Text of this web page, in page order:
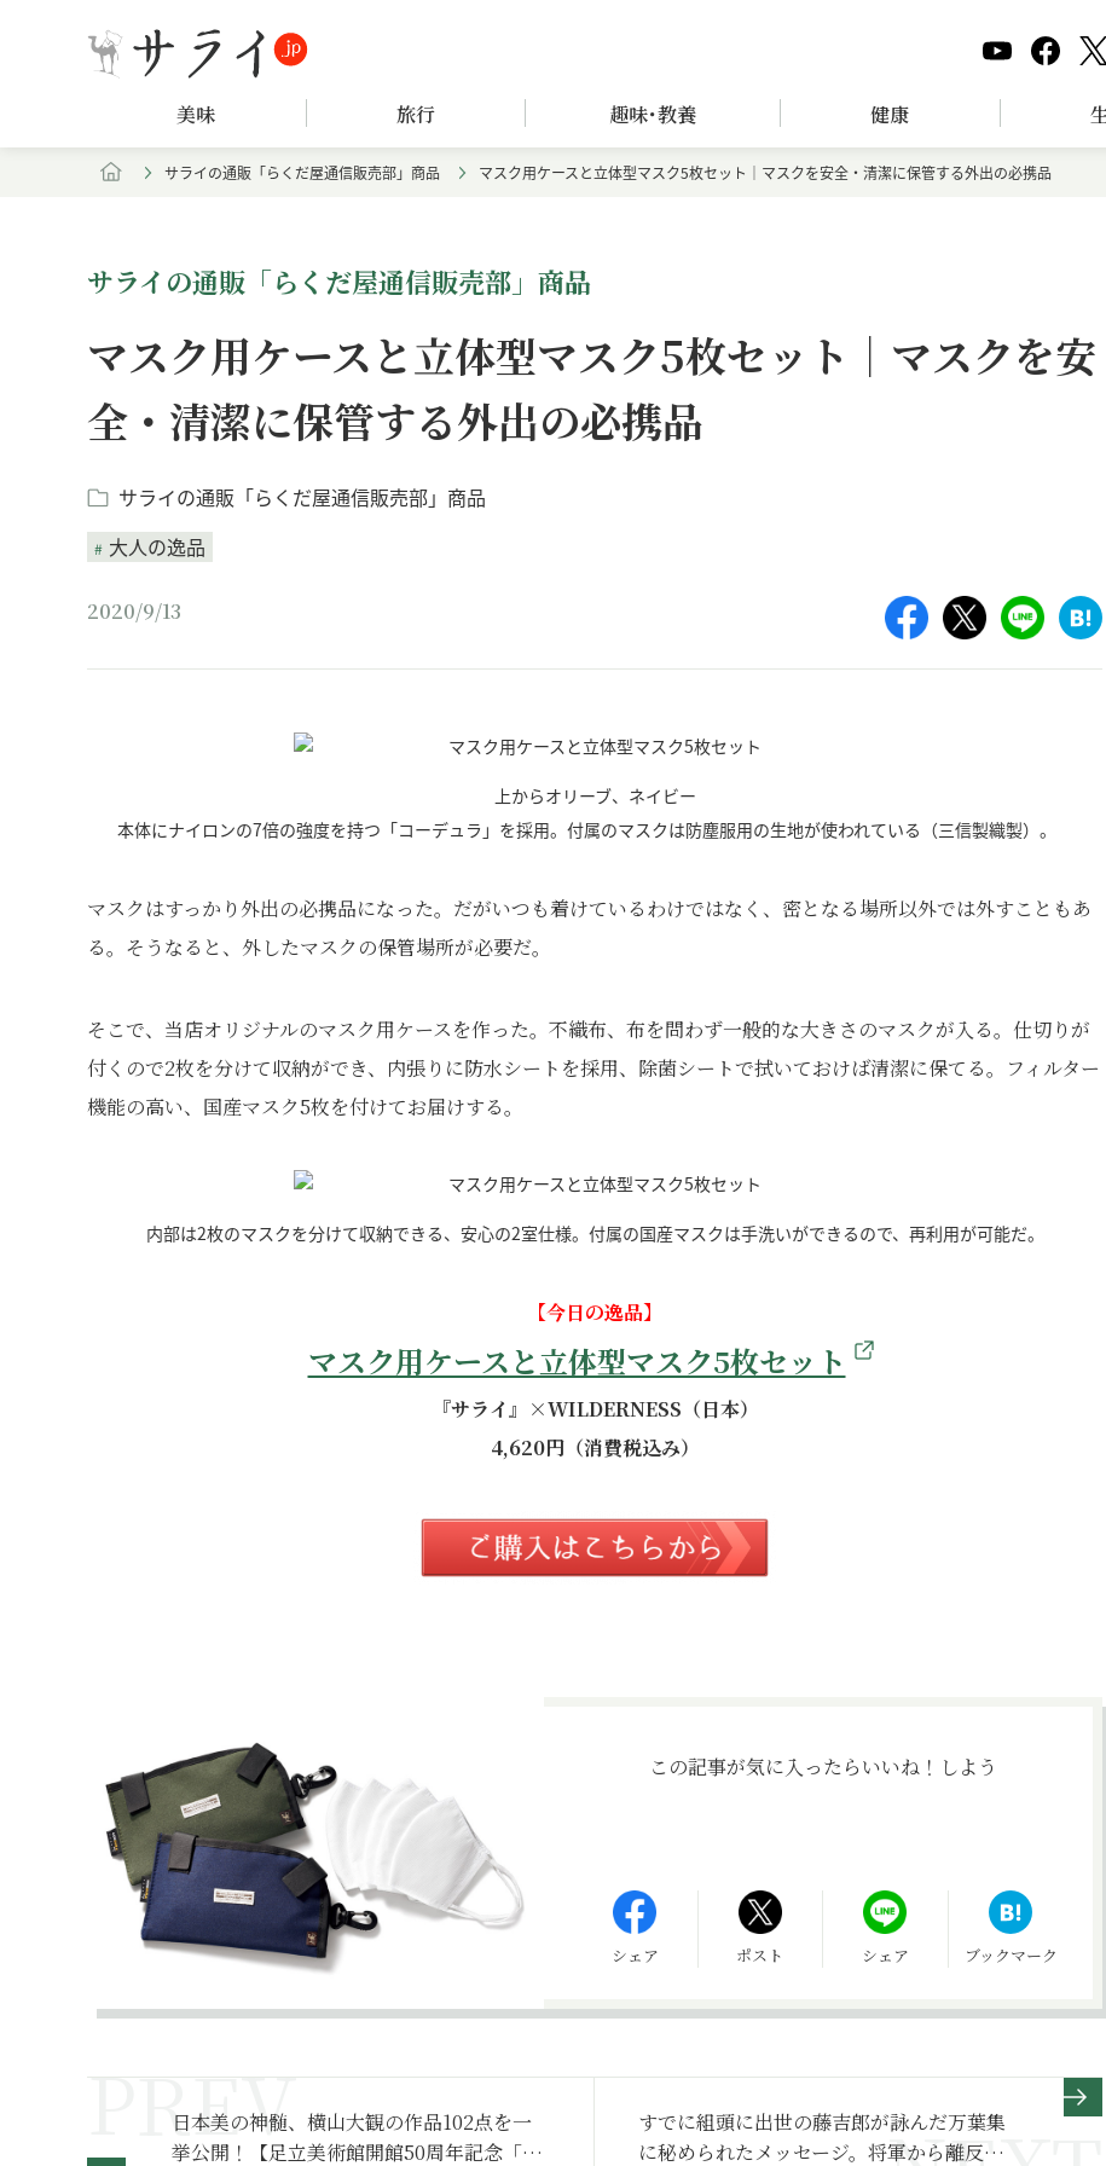
美味 旅行 趣味･教養 健康
サライの通販「らくだ屋通信販売部」商品 マスク用ケースと立体型マスク5枚セット｜マスクを安全・清潔に保管する外出の必携品
サライの通販「らくだ屋通信販売部」商品
マスク用ケースと立体型マスク5枚セット｜マスクを安
全・清潔に保管する外出の必携品
サライの通販「らくだ屋通信販売部」商品
大人の逸品
2020/9/13
上からオリーブ、ネイビー
本体にナイロンの7倍の強度を持つ「コーデュラ」を採用。付属のマスクは防塵服用の生地が使われている（三信製織製）。
マスクはすっかり外出の必携品になった。だがいつも着けているわけではなく、密となる場所以外では外すこともあ
る。そうなると、外したマスクの保管場所が必要だ。
そこで、当店オリジナルのマスク用ケースを作った。不織布、布を問わず一般的な大きさのマスクが入る。仕切りが
付くので2枚を分けて収納ができ、内張りに防水シートを採用、除菌シートで拭いておけば清潔に保てる。フィルター
機能の高い、国産マスク5枚を付けてお届けする。
内部は2枚のマスクを分けて収納できる、安心の2室仕様。付属の国産マスクは手洗いができるので、再利用が可能だ。
【今日の逸品】
マスク用ケースと立体型マスク5枚セット
『サライ』×WILDERNESS（日本）
4,620円（消費税込み）
この記事が気に入ったらいいね！しよう
シェア ポスト シェア ブックマーク
日本美の神髄、横山大観の作品102点を一
挙公開！【足立美術館開館50周年記念「横
すでに組頭に出世の藤吉郎が詠んだ万葉集
に秘められたメッセージ。将軍から離反し